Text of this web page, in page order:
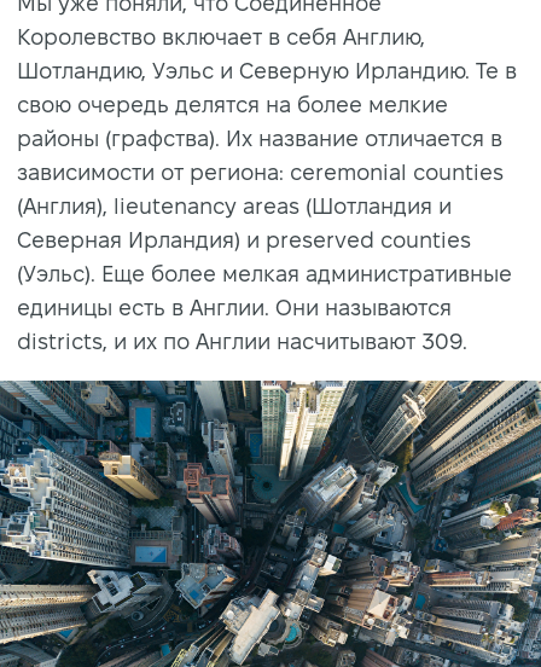
Королевство включает в себя Англию,
Шотландию, Уэльс и Северную Ирландию. Те в
свою очередь делятся на более мелкие
районы (графства). Их название отличается в
зависимости от региона: ceremonial counties
(Англия), lieutenancy areas (Шотландия и
Северная Ирландия) и preserved counties
(Уэльс). Еще более мелкая административные
единицы есть в Англии. Они называются
districts, и их по Англии насчитывают 309.